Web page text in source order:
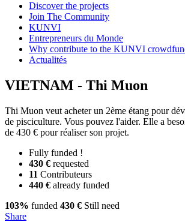
Discover the projects
Join The Community
KUNVI
Entrepreneurs du Monde
Why contribute to the KUNVI
Actualités
VIETNAM - Thi Muon
Thi Muon veut acheter un 2ème étang pour
de pisciculture. Vous pouvez l'aider. Elle a
de 430 € pour réaliser son projet.
Fully funded !
430 € requested
11 Contributeurs
440 € already funded
103% funded 430 € Still need
Share